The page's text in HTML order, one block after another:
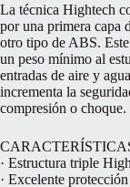
La técnica Hightech
por una primera capa
otro tipo de ABS.
un peso mínimo al
entradas de aire y
incrementa la
compresión o choque.
· Estructura triple
· Excelente